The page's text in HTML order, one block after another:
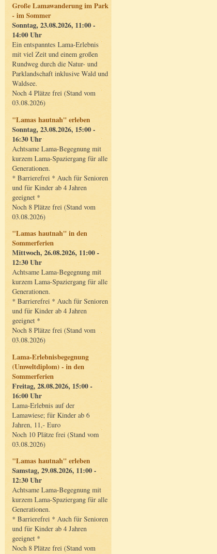
Große Lamawanderung im Park
- im Sommer
Sonntag, 23.08.2026, 11:00 -
14:00 Uhr
Ein entspanntes Lama-Erlebnis
mit viel Zeit und einem großen
Rundweg durch die Natur- und
Parklandschaft inklusive Wald und
Waldsee.
Noch 4 Plätze frei (Stand vom
03.08.2026)
"Lamas hautnah" erleben
Sonntag, 23.08.2026, 15:00 -
16:30 Uhr
Achtsame Lama-Begegnung mit
kurzem Lama-Spaziergang für alle
Generationen.
* Barrierefrei * Auch für Senioren
und für Kinder ab 4 Jahren
geeignet *
Noch 8 Plätze frei (Stand vom
03.08.2026)
"Lamas hautnah" in den
Sommerferien
Mittwoch, 26.08.2026, 11:00 -
12:30 Uhr
Achtsame Lama-Begegnung mit
kurzem Lama-Spaziergang für alle
Generationen.
* Barrierefrei * Auch für Senioren
und für Kinder ab 4 Jahren
geeignet *
Noch 8 Plätze frei (Stand vom
03.08.2026)
Lama-Erlebnisbegegnung
(Umweltdiplom) - in den
Sommerferien
Freitag, 28.08.2026, 15:00 -
16:00 Uhr
Lama-Erlebnis auf der
Lamawiese; für Kinder ab 6
Jahren, 11,- Euro
Noch 10 Plätze frei (Stand vom
03.08.2026)
"Lamas hautnah" erleben
Samstag, 29.08.2026, 11:00 -
12:30 Uhr
Achtsame Lama-Begegnung mit
kurzem Lama-Spaziergang für alle
Generationen.
* Barrierefrei * Auch für Senioren
und für Kinder ab 4 Jahren
geeignet *
Noch 8 Plätze frei (Stand vom